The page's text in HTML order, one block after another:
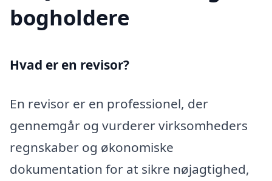
bogholdere
Hvad er en revisor?
En revisor er en professionel, der
gennemgår og vurderer virksomheders
regnskaber og økonomiske
dokumentation for at sikre nøjagtighed,